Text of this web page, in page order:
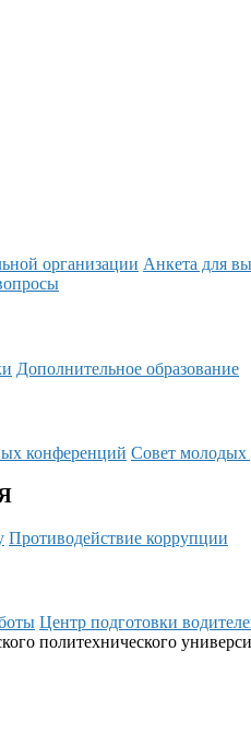
организации Анкета для
Дополнительное образование
конференций Совет молодых
Противодействие коррупции
Центр подготовки
политехнического